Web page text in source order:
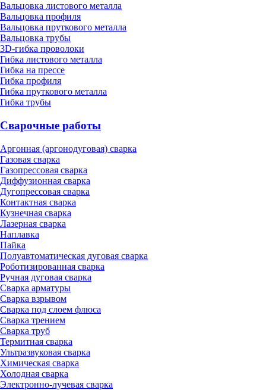
Вальцовка листового металла
Вальцовка профиля
Вальцовка пруткового металла
Вальцовка трубы
3D-гибка проволоки
Гибка листового металла
Гибка на прессе
Гибка профиля
Гибка пруткового металла
Гибка трубы
Сварочные работы
Аргонная (аргонодуговая) сварка
Газовая сварка
Газопрессовая сварка
Диффузионная сварка
Дугопрессовая сварка
Контактная сварка
Кузнечная сварка
Лазерная сварка
Наплавка
Пайка
Полуавтоматическая дуговая сварка
Роботизированная сварка
Ручная дуговая сварка
Сварка арматуры
Сварка взрывом
Сварка под слоем флюса
Сварка трением
Сварка труб
Термитная сварка
Ультразвуковая сварка
Химическая сварка
Холодная сварка
Электронно-лучевая сварка